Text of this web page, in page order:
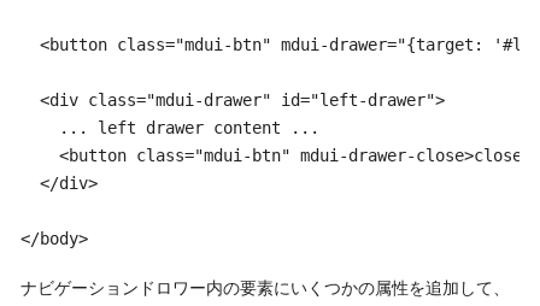
<button class="mdui-btn" mdui-drawer="{target:
  <div class="mdui-drawer" id="left-drawer">
    ... left drawer content ...
<button class="mdui-btn" mdui-drawer-
  </div>
</body>
ナビゲーションドロワー内の要素にいくつかの属性を追加して、